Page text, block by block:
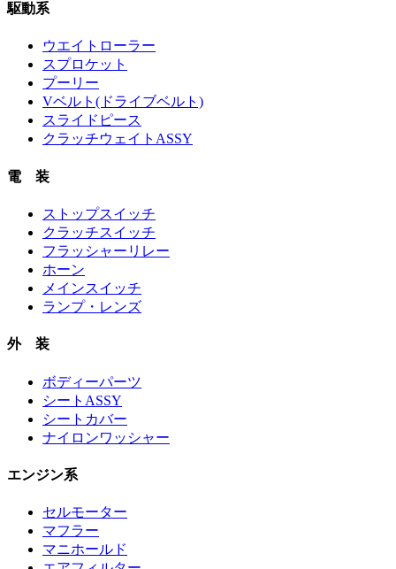
駆動系
ウエイトローラー
スプロケット
プーリー
Vベルト(ドライブベルト)
スライドピース
クラッチウェイトASSY
電 装
ストップスイッチ
クラッチスイッチ
フラッシャーリレー
ホーン
メインスイッチ
ランプ・レンズ
外 装
ボディーパーツ
シートASSY
シートカバー
ナイロンワッシャー
エンジン系
セルモーター
マフラー
マニホールド